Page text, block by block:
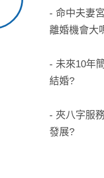
- 命中夫妻
離婚機會大
- 未來10年
結婚?
- 夾八字服
發展?